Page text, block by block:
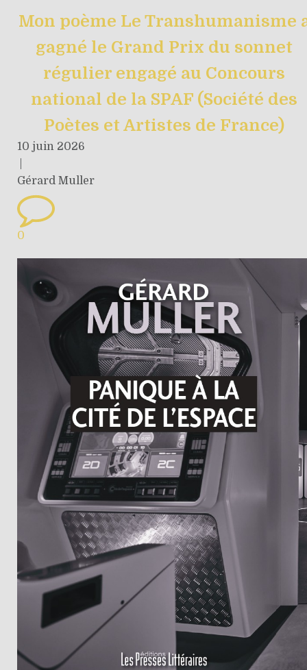
Mon poème Le Transhumanisme
gagné le Grand Prix du sonnet
régulier engagé au Concours
national de la SPAF (Société des
Poètes et Artistes de France)
10 juin 2026
Gérard Muller
0